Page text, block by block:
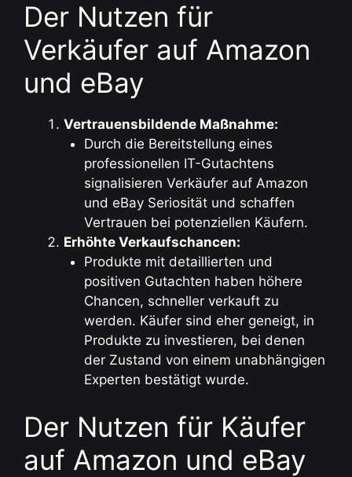
Der Nutzen für
Verkäufer auf Amazon
und eBay
Vertrauensbildende Maßnahme:
Durch die Bereitstellung eines
professionellen IT-Gutachtens
signalisieren Verkäufer auf Amazon
und eBay Seriosität und schaffen
Vertrauen bei potenziellen Käufern.
Erhöhte Verkaufschancen:
Produkte mit detaillierten und
positiven Gutachten haben höhere
Chancen, schneller verkauft zu
werden. Käufer sind eher geneigt, in
Produkte zu investieren, bei denen
der Zustand von einem unabhängigen
Experten bestätigt wurde.
Der Nutzen für Käufer
auf Amazon und eBay